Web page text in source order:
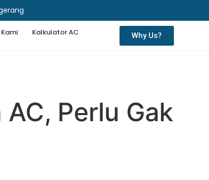
Kalkulator AC Why Us?
Perlu Gak